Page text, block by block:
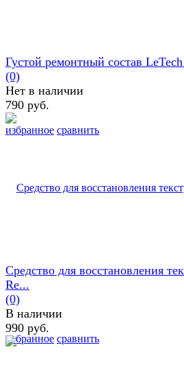
избранное сравнить
Густой ремонтный состав
(0)
Нет в наличии
790 руб.
избранное сравнить
Средство для восстановления
Re...
(0)
В наличии
990 руб.